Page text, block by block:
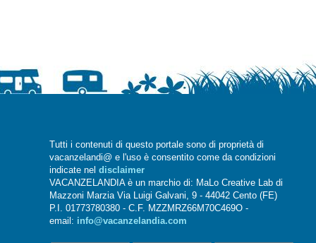
Tutti i contenuti di questo portale sono di proprietà di
vacanzelandi@ e l'uso è consentito come da condizioni
indicate nel disclaimer
VACANZELANDIA è un marchio di: MaLo Creative Lab di
Mazzoni Marzia Via Luigi Galvani, 9 - 44042 Cento (FE)
P.I. 01773780380 - C.F. MZZMRZ66M70C469O -
email: info@vacanzelandia.com